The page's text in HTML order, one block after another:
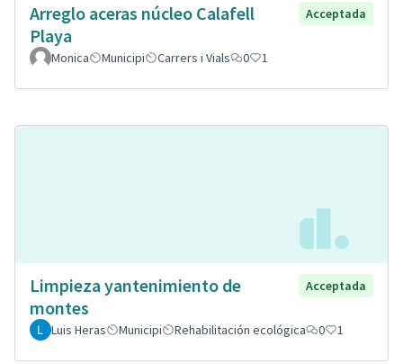
Arreglo aceras núcleo Calafell
Playa
Acceptada
Monica Municipi Carrers i Vials 0 1
Limpieza yantenimiento de
montes
Acceptada
Luis Heras Municipi Rehabilitación ecológica 0 1